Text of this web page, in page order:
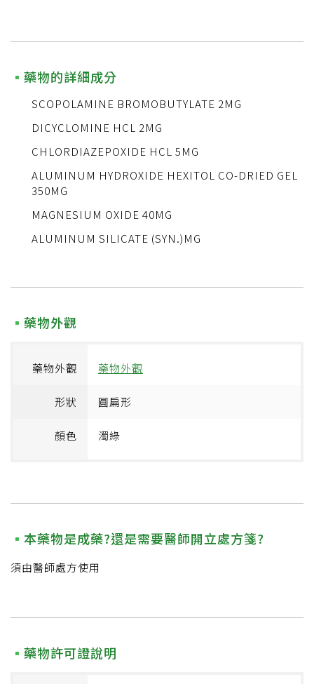
藥物的詳細成分
SCOPOLAMINE BROMOBUTYLATE 2MG
DICYCLOMINE HCL 2MG
CHLORDIAZEPOXIDE HCL 5MG
ALUMINUM HYDROXIDE HEXITOL CO-DRIED GEL
350MG
MAGNESIUM OXIDE 40MG
ALUMINUM SILICATE (SYN.)MG
藥物外觀
藥物外觀 藥物外觀
形狀 圓扁形
顏色 濁綠
本藥物是成藥?還是需要醫師開立處方箋?
須由醫師處方使用
藥物許可證說明